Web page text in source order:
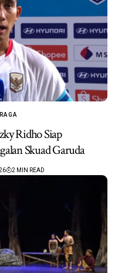
Ridho Siap
Skuad Garuda
2 MIN READ